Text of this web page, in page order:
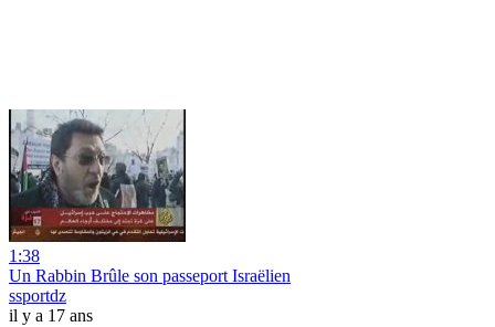
1:38
Un Rabbin Brûle son passeport Israëlien
ssportdz
il y a 17 ans